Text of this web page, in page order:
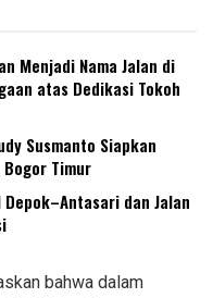
Menjadi Nama Jalan di
atas Dedikasi Tokoh
Susmanto Siapkan
Timur
dan Jalan
bahwa dalam